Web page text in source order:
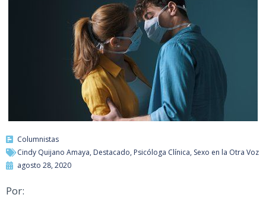
Columnistas
Cindy Quijano Amaya, Destacado, Psicóloga Clínica, Sexo en la Otra Voz
agosto 28, 2020
Por: